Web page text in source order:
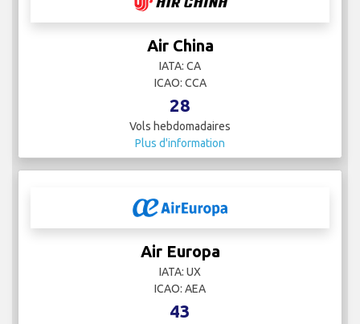
Air China
IATA: CA
ICAO: CCA
28
Vols hebdomadaires
Plus d'information
Air Europa
IATA: UX
ICAO: AEA
43